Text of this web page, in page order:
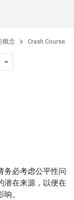
概念 Crash Course
务必考虑公平性问
潜在来源，以便在
。